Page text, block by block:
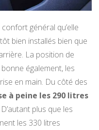
général qu’elle
bien installés bien que
La position de
également, les
en main. Du côté des
à peine les 290 litres
plus que les
les 330 litres